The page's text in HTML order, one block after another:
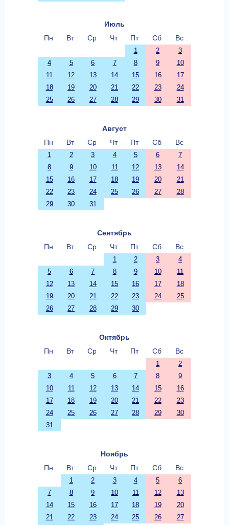
Июль
Пн
Вт Ср Чт Пт Сб Вс
1 2
3
4
5 6 7 8 9
10
11
12 13 14 15 16
17
18
19 20 21 22 23
24
25
26 27 28 29 30 31
Август
Пн
Вт Ср Чт Пт Сб Вс
1 2 3 4 5 6
7
8
9 10 11 12 13
14
15
16 17 18 19 20
21
22
23 24 25 26 27
28
29
30 31
Сентябрь
Пн
Вт Ср Чт Пт Сб Вс
1 2 3
4
5
6 7 8 9 10
11
12
13 14 15 16 17
18
19
20 21 22 23 24
25
26
27 28 29 30
Октябрь
Пн
Вт Ср Чт Пт Сб Вс
1
2
3
4 5 6 7 8
9
10
11 12 13 14 15
16
17
18 19 20 21 22
23
24
25 26 27 28 29
30
31
Ноябрь
Пн
Вт Ср Чт Пт Сб Вс
1 2 3 4 5
6
7
8 9 10 11 12
13
14
15 16 17 18 19
20
21
22 23 24 25 26
27